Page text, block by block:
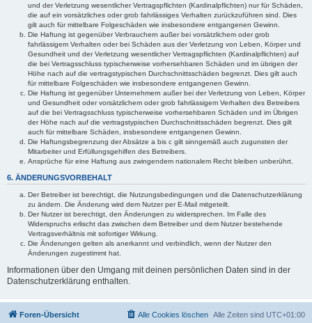
und der Verletzung wesentlicher Vertragspflichten (Kardinalpflichten) nur für Schäden,
die auf ein vorsätzliches oder grob fahrlässiges Verhalten zurückzuführen sind. Dies
gilt auch für mittelbare Folgeschäden wie insbesondere entgangenen Gewinn.
Die Haftung ist gegenüber Verbrauchern außer bei vorsätzlichem oder grob
fahrlässigem Verhalten oder bei Schäden aus der Verletzung von Leben, Körper und
Gesundheit und der Verletzung wesentlicher Vertragspflichten (Kardinalpflichten) auf
die bei Vertragsschluss typischerweise vorhersehbaren Schäden und im übrigen der
Höhe nach auf die vertragstypischen Durchschnittsschäden begrenzt. Dies gilt auch
für mittelbare Folgeschäden wie insbesondere entgangenen Gewinn.
Die Haftung ist gegenüber Unternehmern außer bei der Verletzung von Leben, Körper
und Gesundheit oder vorsätzlichem oder grob fahrlässigem Verhalten des Betreibers
auf die bei Vertragsschluss typischerweise vorhersehbaren Schäden und im Übrigen
der Höhe nach auf die vertragstypischen Durchschnittsschäden begrenzt. Dies gilt
auch für mittelbare Schäden, insbesondere entgangenen Gewinn.
Die Haftungsbegrenzung der Absätze a bis c gilt sinngemäß auch zugunsten der
Mitarbeiter und Erfüllungsgehilfen des Betreibers.
Ansprüche für eine Haftung aus zwingendem nationalem Recht bleiben unberührt.
6. ÄNDERUNGSVORBEHALT
Der Betreiber ist berechtigt, die Nutzungsbedingungen und die Datenschutzerklärung
zu ändern. Die Änderung wird dem Nutzer per E-Mail mitgeteilt.
Der Nutzer ist berechtigt, den Änderungen zu widersprechen. Im Falle des
Widerspruchs erlischt das zwischen dem Betreiber und dem Nutzer bestehende
Vertragsverhältnis mit sofortiger Wirkung.
Die Änderungen gelten als anerkannt und verbindlich, wenn der Nutzer den
Änderungen zugestimmt hat.
Informationen über den Umgang mit deinen persönlichen Daten sind in der
Datenschutzerklärung enthalten.
Foren-Übersicht Alle Zeiten sind UTC+01:00
Alle Cookies löschen